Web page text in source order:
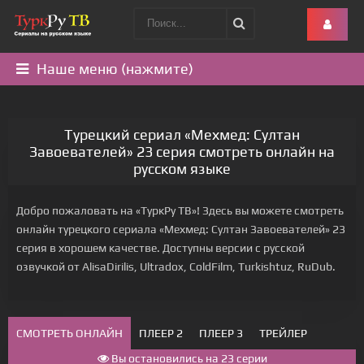
Наше меню (нажмите)
Турецкий сериал «Мехмед: Султан
Завоевателей» 23 серия смотреть онлайн на
русском языке
Добро пожаловать на «ТуркРу ТВ»! Здесь вы можете смотреть
онлайн турецкого сериала «Мехмед: Султан Завоевателей» 23
серия в хорошем качестве. Доступны версии с русской
озвучкой от AlisaDirilis, Ultradox, ColdFilm, Turkishtuz, RuDub.
СМОТРЕТЬ ОНЛАЙН ПЛЕЕР 2 ПЛЕЕР 3
ТРЕЙЛЕР
Вы остановились на 23 серии